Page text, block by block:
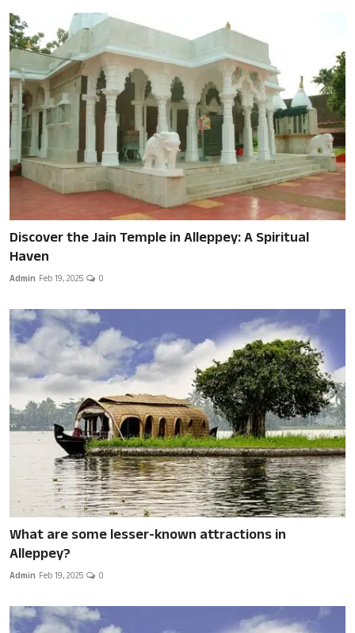
Discover the Jain Temple in Alleppey: A Spiritual
Haven
Admin Feb 19, 2025 0
What are some lesser-known attractions in
Alleppey?
Admin Feb 19, 2025 0